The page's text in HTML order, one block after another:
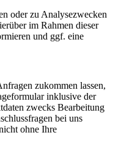
oder zu Analysezwecken
im Rahmen dieser
und ggf. eine
zukommen lassen,
inklusive der
zwecks Bearbeitung
bei uns
ohne Ihre